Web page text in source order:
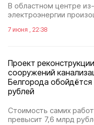
В областном центре
электроэнергии
7 июня , 22:38
Проект
сооружений
Белгорода
рублей
Стоимость самих
превысит 7,6 млрд